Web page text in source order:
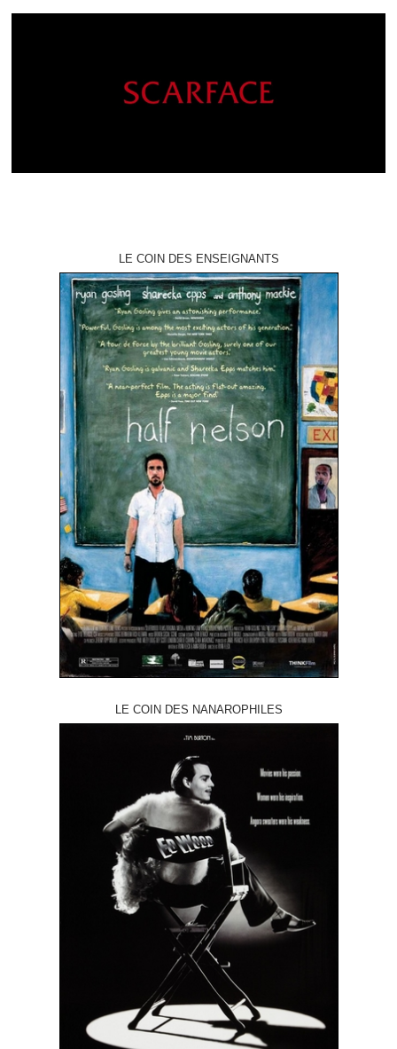
LE COIN DES ENSEIGNANTS
LE COIN DES NANAROPHILES